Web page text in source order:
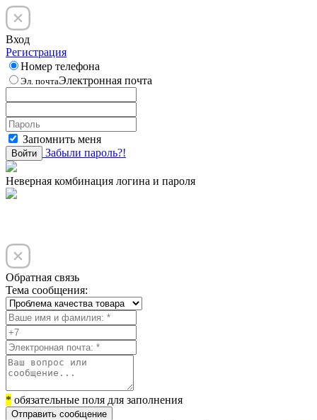
Вход
Регистрация
Номер телефона
Эл. почтаЭлектронная почта
Запомнить меня
Войти Забыли пароль?!
Неверная комбинация логина и пароля
Обратная связь
Тема сообщения:
* обязательные поля для заполнения
Отправить сообщение